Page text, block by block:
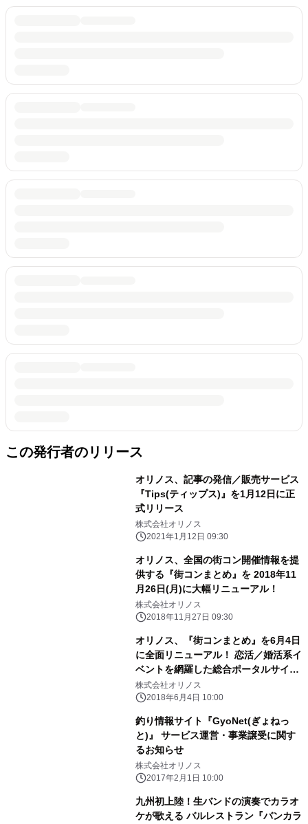
この発行者のリリース
オリノス、記事の発信／販売サービス
『Tips(ティップス)』を1月12日に正
式リリース
株式会社オリノス
2021年1月12日 09:30
オリノス、全国の街コン開催情報を提
供する『街コンまとめ』を 2018年11
月26日(月)に大幅リニューアル！
株式会社オリノス
2018年11月27日 09:30
オリノス、『街コンまとめ』を6月4日
に全面リニューアル！ 恋活／婚活系イ
ベントを網羅した総合ポータルサイト
へ
株式会社オリノス
2018年6月4日 10:00
釣り情報サイト『GyoNet(ぎょねっ
と)』 サービス運営・事業譲受に関す
るお知らせ
株式会社オリノス
2017年2月1日 10:00
九州初上陸！生バンドの演奏でカラオ
ケが歌える バルレストラン『バンカラ